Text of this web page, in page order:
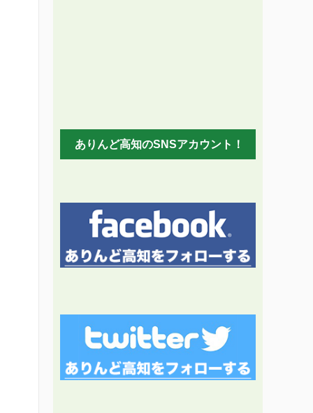
ありんど高知のSNSアカウント！